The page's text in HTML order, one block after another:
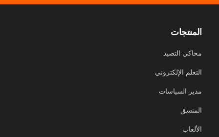
المنتجات
محاكي التصيد
التعلم الإلكتروني
مدير السياسات
المنسق
الألعاب